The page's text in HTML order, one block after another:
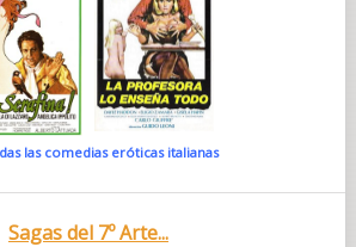
las comedias eróticas italianas
Sagas del 7º Arte...